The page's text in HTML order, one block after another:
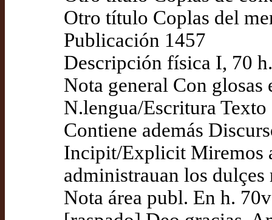
Otro título Coplas del
Publicación 1457
Descripción física I, 70
Nota general Con glosas
N.lengua/Escritura
Contiene además
Incipit/Explicit Miremos
administrauan los
Nota área publ. En h.